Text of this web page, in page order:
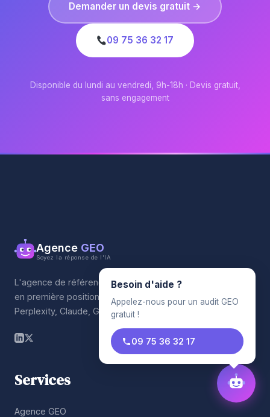
Demander un devis gratuit →
09 75 36 32 17
Disponible du lundi au vendredi, 9h-18h · Devis gratuit,
sans engagement
Agence GEO
Soyez la réponse de l'IA
L'agence de référencement qui propulse votre entreprise
en première position sur les moteurs IA. ChatGPT,
Perplexity, Claude, Gemini.
Services
Agence GEO
Besoin d'aide ?
Appelez-nous pour un audit GEO
gratuit !
09 75 36 32 17